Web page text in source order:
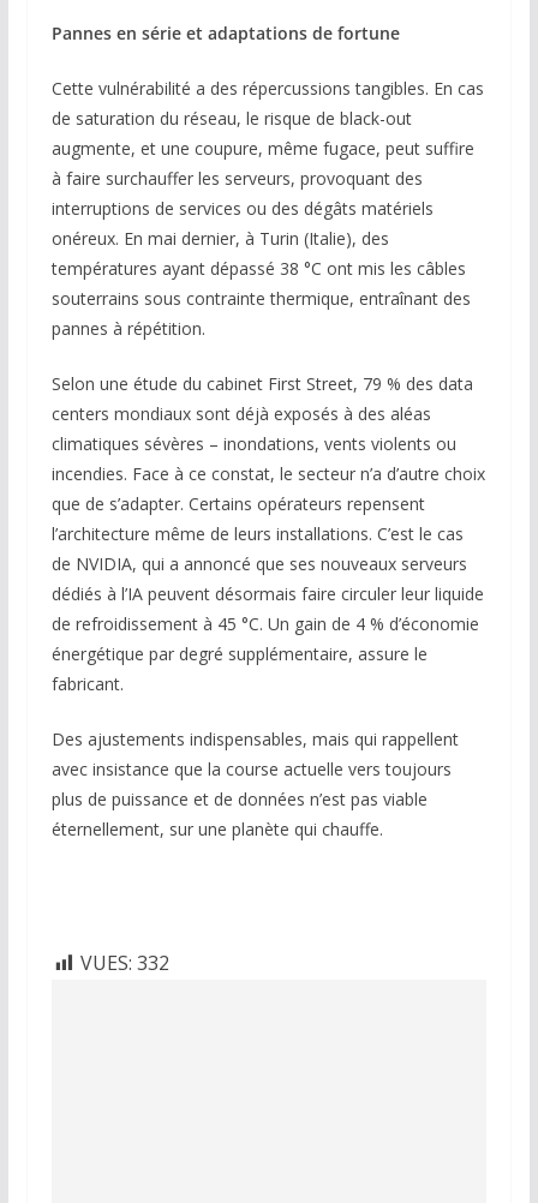
Pannes en série et adaptations de fortune
Cette vulnérabilité a des répercussions tangibles. En cas
de saturation du réseau, le risque de black-out
augmente, et une coupure, même fugace, peut suffire
à faire surchauffer les serveurs, provoquant des
interruptions de services ou des dégâts matériels
onéreux. En mai dernier, à Turin (Italie), des
températures ayant dépassé 38 °C ont mis les câbles
souterrains sous contrainte thermique, entraînant des
pannes à répétition.
Selon une étude du cabinet First Street, 79 % des data
centers mondiaux sont déjà exposés à des aléas
climatiques sévères – inondations, vents violents ou
incendies. Face à ce constat, le secteur n’a d’autre choix
que de s’adapter. Certains opérateurs repensent
l’architecture même de leurs installations. C’est le cas
de NVIDIA, qui a annoncé que ses nouveaux serveurs
dédiés à l’IA peuvent désormais faire circuler leur liquide
de refroidissement à 45 °C. Un gain de 4 % d’économie
énergétique par degré supplémentaire, assure le
fabricant.
Des ajustements indispensables, mais qui rappellent
avec insistance que la course actuelle vers toujours
plus de puissance et de données n’est pas viable
éternellement, sur une planète qui chauffe.
VUES: 332